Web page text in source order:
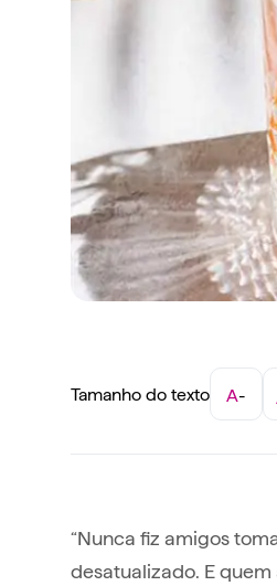
Tamanho do texto A-
“Nunca fiz amigos
desatualizado. E